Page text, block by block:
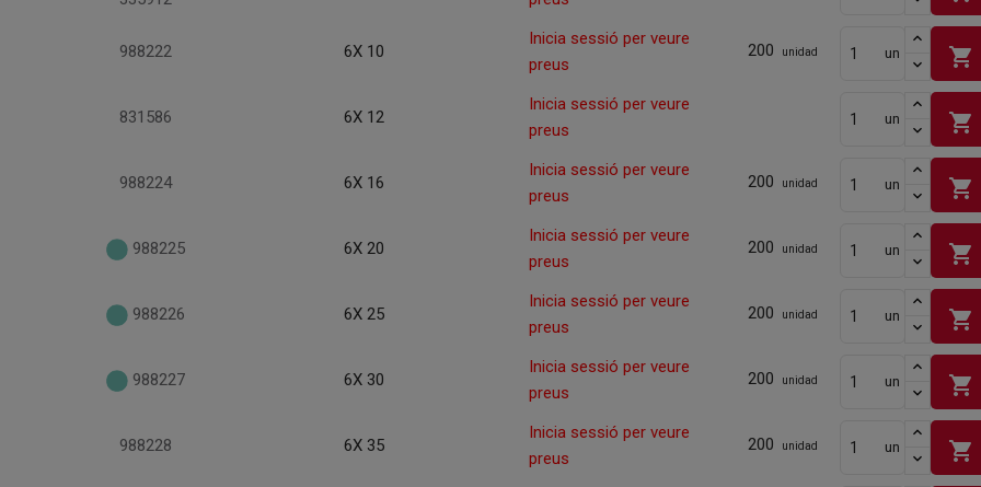
988222 6X 10
Inicia sessió per veure
preus
200 unidad un shopping_cart
831586 6X 12
Inicia sessió per veure
preus
un shopping_cart
988224 6X 16
Inicia sessió per veure
preus
200 unidad un shopping_cart
988225 6X 20
Inicia sessió per veure
preus
200 unidad un shopping_cart
988226 6X 25
Inicia sessió per veure
preus
200 unidad un shopping_cart
988227 6X 30
Inicia sessió per veure
preus
200 unidad un shopping_cart
988228 6X 35
Inicia sessió per veure
preus
200 unidad un shopping_cart